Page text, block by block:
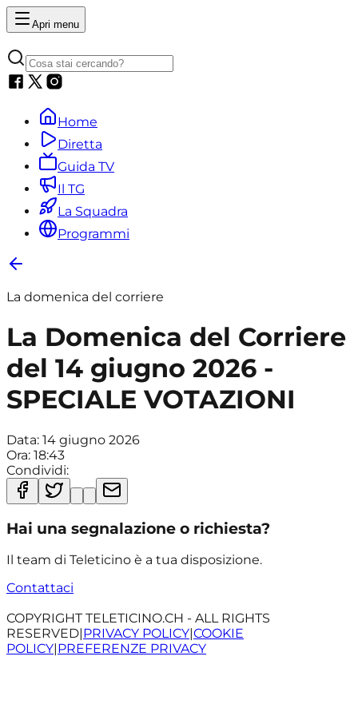
Apri menu
Home
Diretta
Guida TV
Il TG
La Squadra
Programmi
La domenica del corriere
La Domenica del Corriere
del 14 giugno 2026 -
SPECIALE VOTAZIONI
Data: 14 giugno 2026
Ora: 18:43
Condividi:
Hai una segnalazione o richiesta?
Il team di Teleticino è a tua disposizione.
Contattaci
COPYRIGHT TELETICINO.CH - ALL RIGHTS
RESERVED|PRIVACY POLICY|COOKIE
POLICY|PREFERENZE PRIVACY